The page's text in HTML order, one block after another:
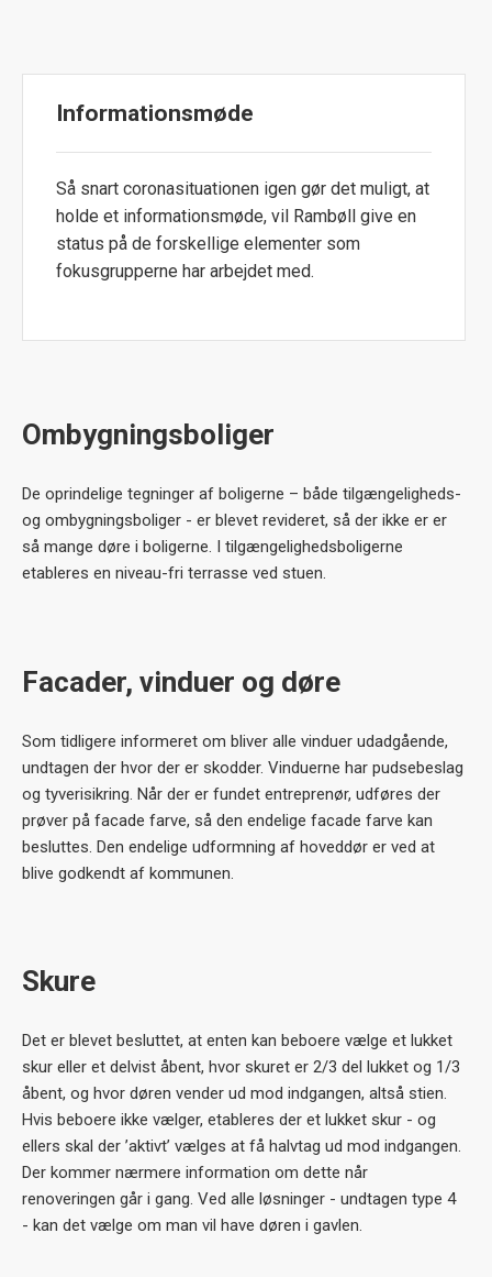
Informationsmøde
Så snart coronasituationen igen gør det muligt, at
holde et informationsmøde, vil Rambøll give en
status på de forskellige elementer som
fokusgrupperne har arbejdet med.
Ombygningsboliger
De oprindelige tegninger af boligerne – både tilgængeligheds-
og ombygningsboliger - er blevet revideret, så der ikke er er
så mange døre i boligerne. I tilgængelighedsboligerne
etableres en niveau-fri terrasse ved stuen.
Facader, vinduer og døre
Som tidligere informeret om bliver alle vinduer udadgående,
undtagen der hvor der er skodder. Vinduerne har pudsebeslag
og tyverisikring. Når der er fundet entreprenør, udføres der
prøver på facade farve, så den endelige facade farve kan
besluttes. Den endelige udformning af hoveddør er ved at
blive godkendt af kommunen.
Skure
Det er blevet besluttet, at enten kan beboere vælge et lukket
skur eller et delvist åbent, hvor skuret er 2/3 del lukket og 1/3
åbent, og hvor døren vender ud mod indgangen, altså stien.
Hvis beboere ikke vælger, etableres der et lukket skur - og
ellers skal der ’aktivt’ vælges at få halvtag ud mod indgangen.
Der kommer nærmere information om dette når
renoveringen går i gang. Ved alle løsninger - undtagen type 4
- kan det vælge om man vil have døren i gavlen.